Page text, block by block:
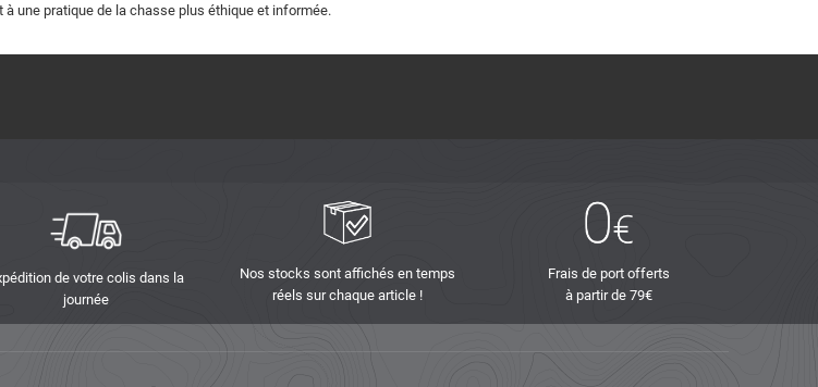
une pratique de la chasse plus éthique et informée.
de votre colis dans la
journée
Nos stocks sont affichés en temps
réels sur chaque article !
Frais de port offerts
à partir de 79€